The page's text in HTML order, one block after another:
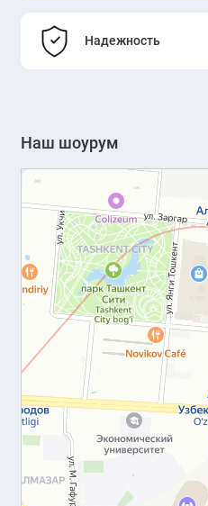
Надежность
Наш шоурум